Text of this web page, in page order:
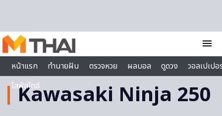
menu
หน้าแรก
ทำนายฝัน ตรวจหวย ผลบอล ดูดวง
วอลเปเป
ไลฟ์สไตล์
Kawasaki Ninja 250